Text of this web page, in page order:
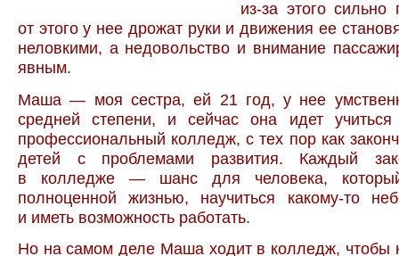
из-за этого
от этого у нее дрожат руки и движения ее
неловкими, а недовольство и внимание
явным.
Маша — моя сестра, ей 21 год, у нее
средней степени, и сейчас она идет
профессиональный колледж, с тех пор как
детей с проблемами развития. Каждый
в колледже — шанс для человека,
полноценной жизнью, научиться какому-то
и иметь возможность работать.
Но на самом деле Маша ходит в колледж, чтобы